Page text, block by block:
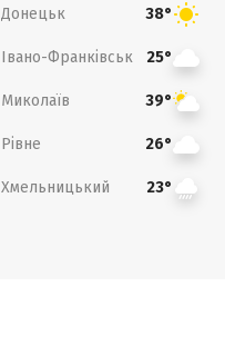
Донецьк 38°
Івано-Франківськ 25°
Миколаїв 39°
Рівне 26°
Хмельницький 23°